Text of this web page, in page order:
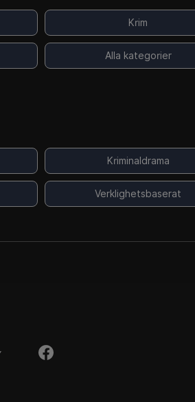
Krim
Alla kategorier
Kriminaldrama
Verklighetsbaserat